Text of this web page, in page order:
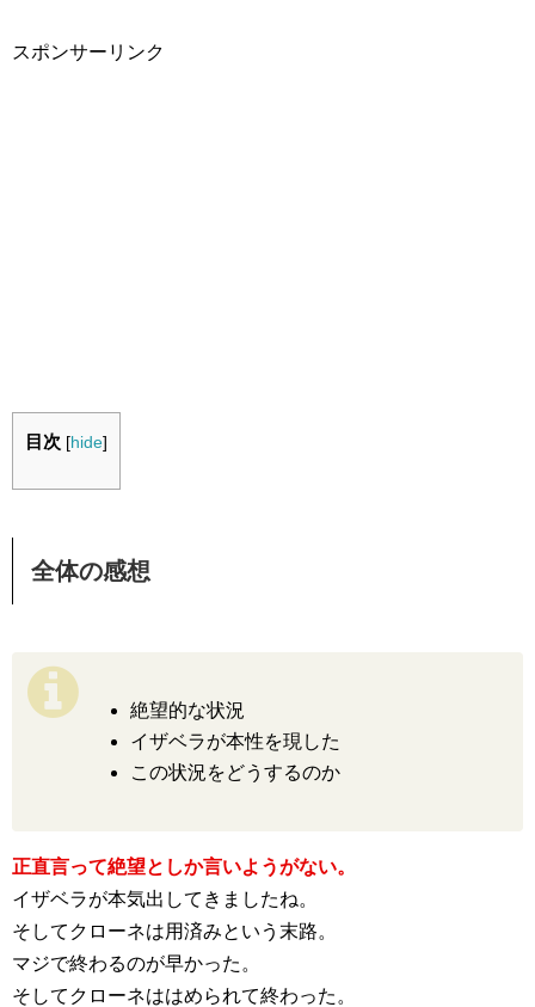
スポンサーリンク
目次 [hide]
全体の感想
絶望的な状況
イザベラが本性を現した
この状況をどうするのか
正直言って絶望としか言いようがない。
イザベラが本気出してきましたね。
そしてクローネは用済みという末路。
マジで終わるのが早かった。
そしてクローネははめられて終わった。